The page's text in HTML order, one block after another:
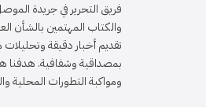
فريق التحرير في جريدة
والكتاب المهتمين بالشأن
تقديم أخبار دقيقة
بمصداقية وشفافية. هدفنا
ومواكبة التطورات المحلية